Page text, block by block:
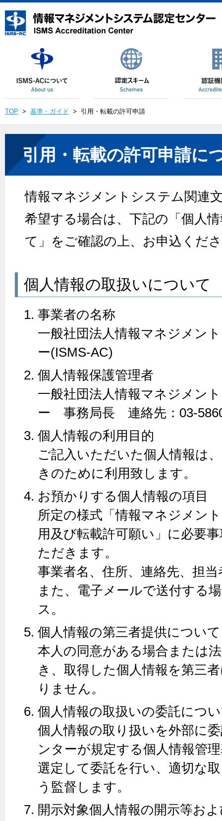
TOP > 基準・ガイド > 引用・転載の許可申請
引用・転載の許可申請に
情報マネジメントシステム関連
希望する場合は、下記の「個人
て」をご確認の上、お申込くだ
個人情報の取扱いについて
事業者の名称
一般社団法人情報マネジメン
ー(ISMS-AC)
個人情報保護管理者
一般社団法人情報マネジメン
ー 事務局長 連絡先：03-
個人情報の利用目的
ご記入いただいた個人情報は
きのために利用致します。
お預かりする個人情報の項目
所定の様式「情報マネジメン
用及び転載許可願い」に必要
ただきます。
事業者名、住所、連絡先、担当
また、電子メールで送付する
ス。
個人情報の第三者提供について
本人の同意がある場合または
き、取得した個人情報を第三
りません。
個人情報の取扱いの委託につ
個人情報の取り扱いを外部に
ンターが規定する個人情報管
選定して委託を行い、適切な
う監督します。
開示対象個人情報の開示等お